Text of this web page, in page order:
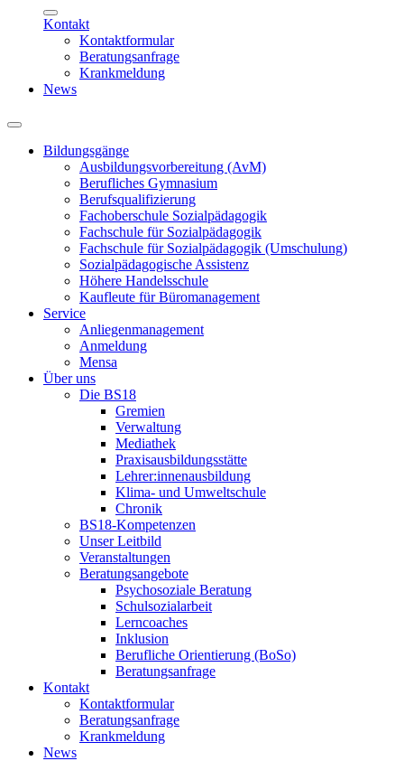
Kontakt
Kontaktformular
Beratungsanfrage
Krankmeldung
News
Bildungsgänge
Ausbildungsvorbereitung (AvM)
Berufliches Gymnasium
Berufsqualifizierung
Fachoberschule Sozialpädagogik
Fachschule für Sozialpädagogik
Fachschule für Sozialpädagogik (Umschulung)
Sozialpädagogische Assistenz
Höhere Handelsschule
Kaufleute für Büromanagement
Service
Anliegenmanagement
Anmeldung
Mensa
Über uns
Die BS18
Gremien
Verwaltung
Mediathek
Praxisausbildungsstätte
Lehrer:innenausbildung
Klima- und Umweltschule
Chronik
BS18-Kompetenzen
Unser Leitbild
Veranstaltungen
Beratungsangebote
Psychosoziale Beratung
Schulsozialarbeit
Lerncoaches
Inklusion
Berufliche Orientierung (BoSo)
Beratungsanfrage
Kontakt
Kontaktformular
Beratungsanfrage
Krankmeldung
News